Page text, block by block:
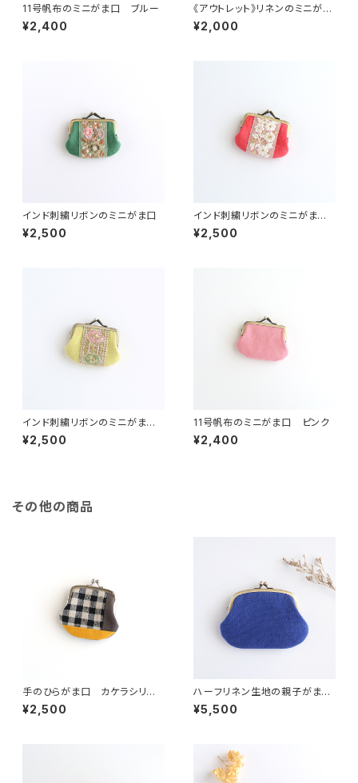
11号帆布のミニがま口 ブルー
¥2,400
《アウトレット》リネンのミニがま
口 グリーン
¥2,000
インド刺繍リボンのミニがま口
¥2,500
インド刺繍リボンのミニがま
口 レッド
¥2,500
インド刺繍リボンのミニがま
口 イエロー
¥2,500
11号帆布のミニがま口 ピンク
¥2,400
その他の商品
手のひらがま口 カケラシリー
ズ2
¥2,500
ハーフリネン生地の親子がま口
財布 ブルー
¥5,500